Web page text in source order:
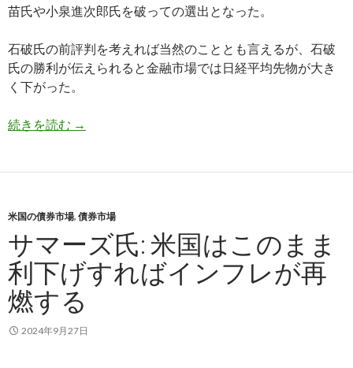
苗氏や小泉進次郎氏を破っての選出となった。
石破氏の前評判を考えれば当然のこととも言えるが、石破
氏の勝利が伝えられると金融市場では日経平均先物が大き
く下がった。
続きを読む 石破新総裁誕生で日経平均が暴落した理由と、
→
米国の債券市場, 債券市場
サマーズ氏: 米国はこのまま
利下げすればインフレが再
燃する
2024年9月27日